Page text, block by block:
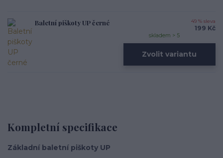
Baletní piškoty UP černé 49 % sleva
199 Kč
skladem > 5
Zvolit variantu
Kompletní specifikace
Základní baletní piškoty UP